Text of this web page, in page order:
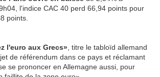
l'indice CAC 40 perd 66,94 points pour
points.
l'euro aux Grecs», titre le tabloïd allemand
de référendum dans ce pays et réclamant
se prononcer en Allemagne aussi, pour